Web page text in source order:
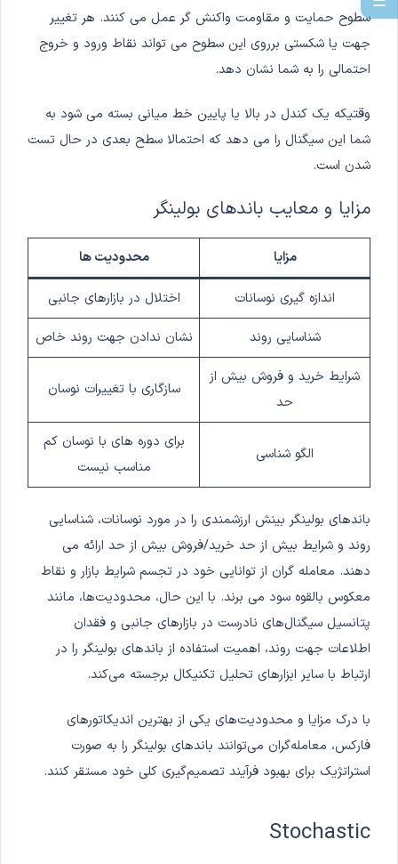
سطوح حمایت و مقاومت واکنش گر عمل می کنند. هر تغییر
جهت یا شکستی برروی این سطوح می تواند نقاط ورود و خروج
احتمالی را به شما نشان دهد.
وقتیکه یک کندل در بالا یا پایین خط میانی بسته می شود به
شما این سیگنال را می دهد که احتمالا سطح بعدی در حال تست
شدن است.
مزایا و معایب باندهای بولینگر
مزایا محدودیت ها
اندازه گیری نوسانات
اختلال در بازارهای جانبی
شناسایی روند
نشان ندادن جهت روند خاص
شرایط خرید و فروش بیش از
حد
سازگاری با تغییرات نوسان
الگو شناسی
برای دوره های با نوسان کم
مناسب نیست
باندهای بولینگر بینش ارزشمندی را در مورد نوسانات، شناسایی
روند و شرایط بیش از حد خرید/فروش بیش از حد ارائه می
دهند. معامله گران از توانایی خود در تجسم شرایط بازار و نقاط
معکوس بالقوه سود می برند. با این حال، محدودیت‌ها، مانند
پتانسیل سیگنال‌های نادرست در بازارهای جانبی و فقدان
اطلاعات جهت روند، اهمیت استفاده از باندهای بولینگر را در
ارتباط با سایر ابزارهای تحلیل تکنیکال برجسته می‌کند.
با درک مزایا و محدودیت‌های یکی از بهترین اندیکاتورهای
فارکس، معامله‌گران می‌توانند باندهای بولینگر را به صورت
استراتژیک برای بهبود فرآیند تصمیم‌گیری کلی خود مستقر کنند.
Stochastic